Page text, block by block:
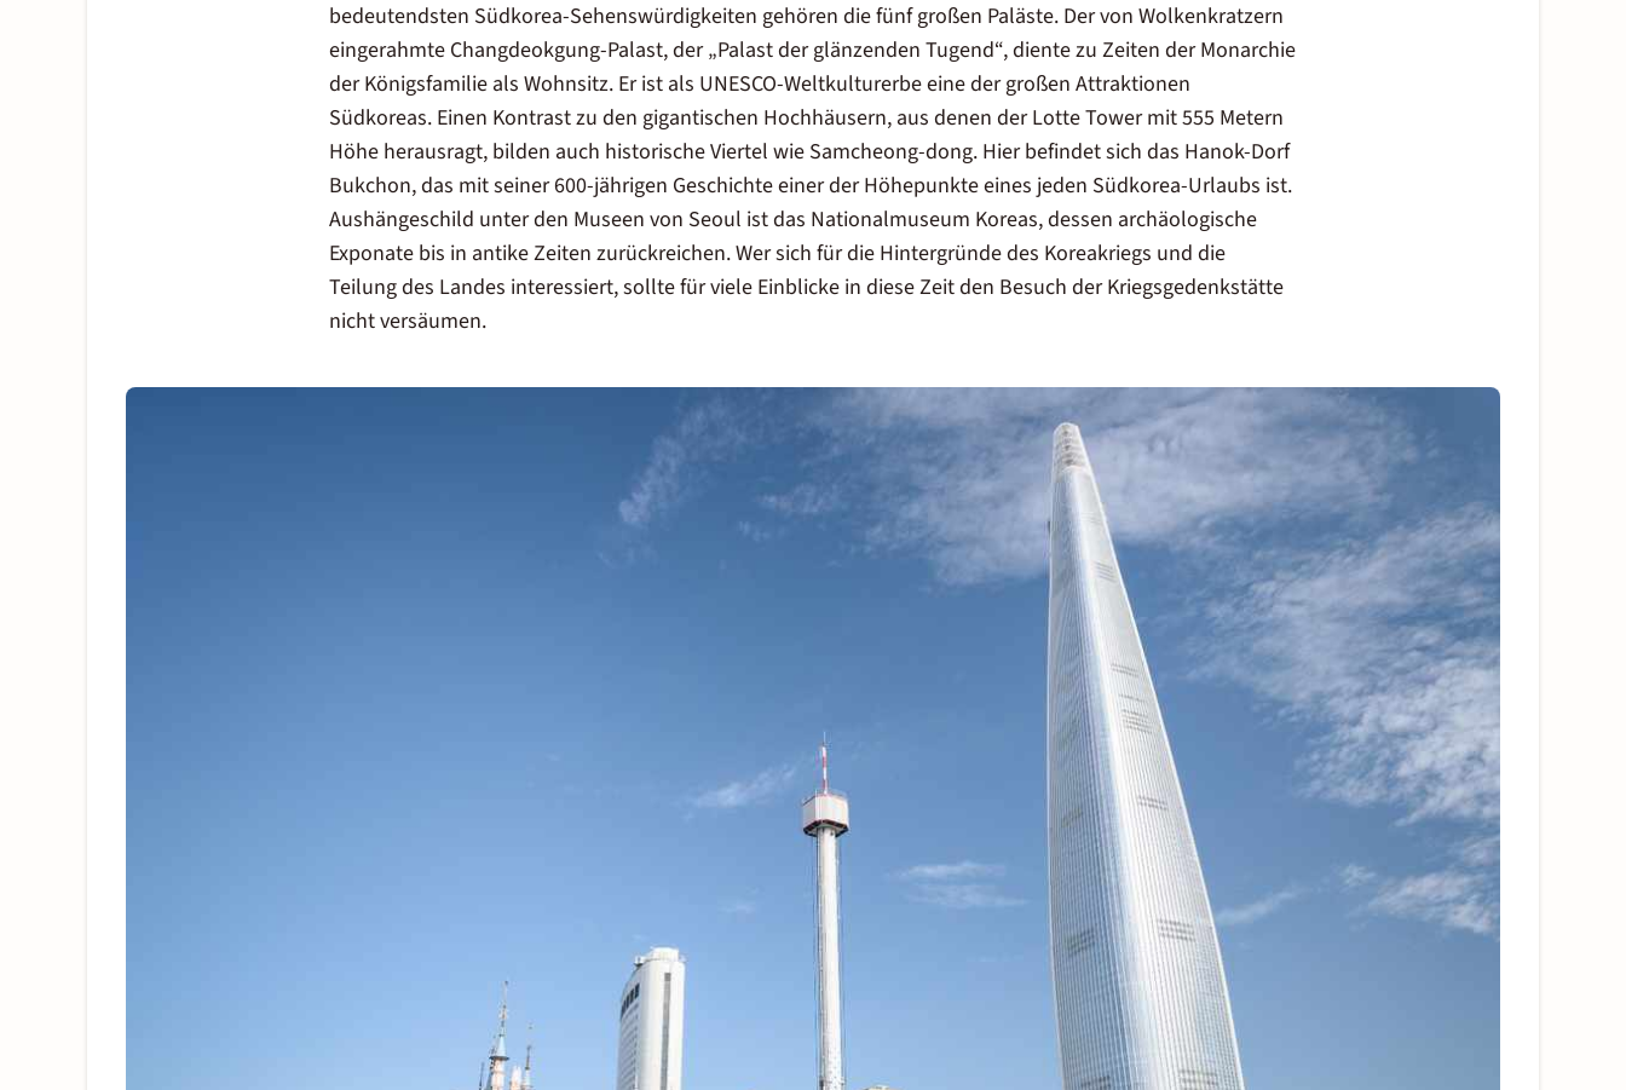
bedeutendsten Südkorea-Sehenswürdigkeiten gehören die fünf großen Paläste. Der von Wolkenkratzern
eingerahmte Changdeokgung-Palast, der „Palast der glänzenden Tugend“, diente zu Zeiten der Monarchie
der Königsfamilie als Wohnsitz. Er ist als UNESCO-Weltkulturerbe eine der großen Attraktionen
Südkoreas. Einen Kontrast zu den gigantischen Hochhäusern, aus denen der Lotte Tower mit 555 Metern
Höhe herausragt, bilden auch historische Viertel wie Samcheong-dong. Hier befindet sich das Hanok-Dorf
Bukchon, das mit seiner 600-jährigen Geschichte einer der Höhepunkte eines jeden Südkorea-Urlaubs ist.
Aushängeschild unter den Museen von Seoul ist das Nationalmuseum Koreas, dessen archäologische
Exponate bis in antike Zeiten zurückreichen. Wer sich für die Hintergründe des Koreakriegs und die
Teilung des Landes interessiert, sollte für viele Einblicke in diese Zeit den Besuch der Kriegsgedenkstätte
nicht versäumen.